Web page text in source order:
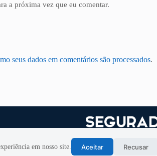
em nosso site. Aceitar Recusar
a próxima vez que eu comentar.
seus dados em comentários são processados.
direitos reservados. | Política de Privacidade